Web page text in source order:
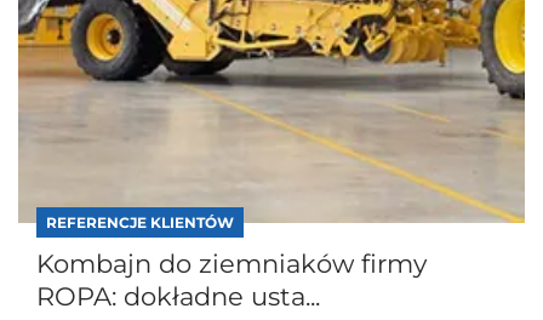
REFERENCJE KLIENTÓW
Kombajn do ziemniaków firmy
ROPA: dokładne usta...